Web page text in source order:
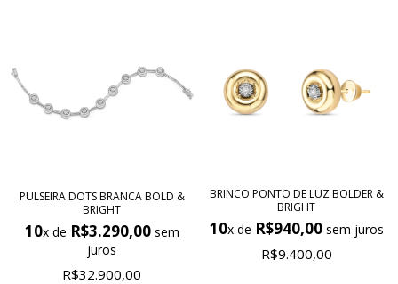
PULSEIRA DOTS BRANCA BOLD &
BRIGHT
10x de R$3.290,00sem
juros
R$32.900,00
BRINCO PONTO DE LUZ BOLDER &
BRIGHT
10x de R$940,00sem juros
R$9.400,00